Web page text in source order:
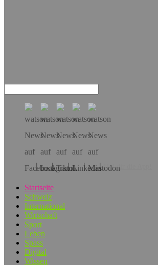
Hol dir die App!
Startseite
Schweiz
International
Wirtschaft
Sport
Leben
Spass
Digital
Wissen